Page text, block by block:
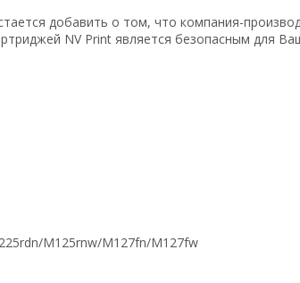
добавить о том, что компания-
NV Print является безопасным для
M225rdn/M125rnw/M127fn/M127fw